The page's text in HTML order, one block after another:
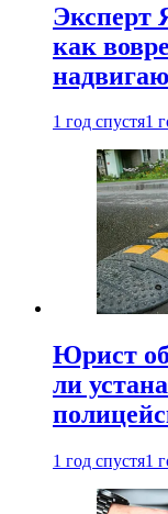
Эксперт
как
1 год спустя1
Юрист
ли
1 год спустя1